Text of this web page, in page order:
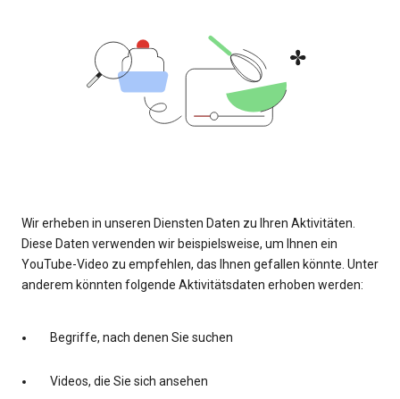
Wir erheben in unseren Diensten Daten zu Ihren Aktivitäten.
Diese Daten verwenden wir beispielsweise, um Ihnen ein
YouTube-Video zu empfehlen, das Ihnen gefallen könnte. Unter
anderem könnten folgende Aktivitätsdaten erhoben werden:
Begriffe, nach denen Sie suchen
Videos, die Sie sich ansehen